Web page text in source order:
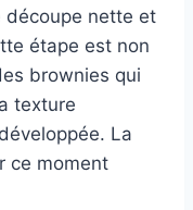
découpe nette et
étape est non
brownies qui
texture
La
ce moment